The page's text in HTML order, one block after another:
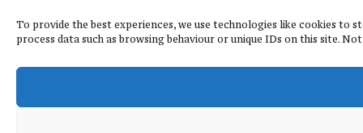
To provide the best experiences, we use technologies like cookies
process data such as browsing behaviour or unique IDs on this site.